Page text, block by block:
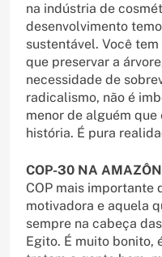
na indústria de
desenvolvimento
sustentável. Você
que preservar a
necessidade de
radicalismo, não é
menor de alguém que
história. É pura
COP-30 NA
COP mais importante
motivadora e aquela
sempre na cabeça
Egito. É muito bonito,